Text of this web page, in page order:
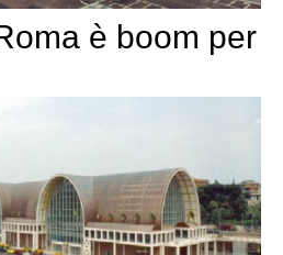
è boom per